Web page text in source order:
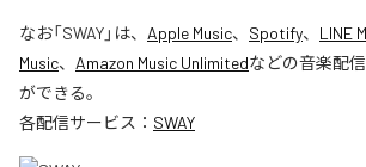
なお「SWAY」は、 Apple Music、 Spotify、 LINE
Music、 Amazon Music Unlimitedなどの音楽配
ができる。
各配信サービス： SWAY